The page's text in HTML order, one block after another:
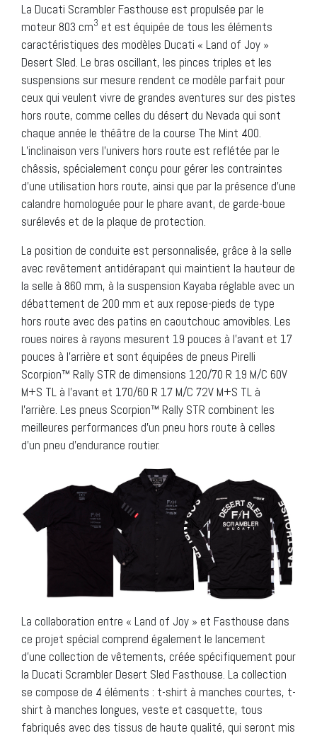
La Ducati Scrambler Fasthouse est propulsée par le
moteur 803 cm3 et est équipée de tous les éléments
caractéristiques des modèles Ducati « Land of Joy »
Desert Sled. Le bras oscillant, les pinces triples et les
suspensions sur mesure rendent ce modèle parfait pour
ceux qui veulent vivre de grandes aventures sur des pistes
hors route, comme celles du désert du Nevada qui sont
chaque année le théâtre de la course The Mint 400.
L’inclinaison vers l’univers hors route est reflétée par le
châssis, spécialement conçu pour gérer les contraintes
d’une utilisation hors route, ainsi que par la présence d’une
calandre homologuée pour le phare avant, de garde-boue
surélevés et de la plaque de protection.
La position de conduite est personnalisée, grâce à la selle
avec revêtement antidérapant qui maintient la hauteur de
la selle à 860 mm, à la suspension Kayaba réglable avec un
débattement de 200 mm et aux repose-pieds de type
hors route avec des patins en caoutchouc amovibles. Les
roues noires à rayons mesurent 19 pouces à l’avant et 17
pouces à l’arrière et sont équipées de pneus Pirelli
Scorpion™ Rally STR de dimensions 120/70 R 19 M/C 60V
M+S TL à l’avant et 170/60 R 17 M/C 72V M+S TL à
l’arrière. Les pneus Scorpion™ Rally STR combinent les
meilleures performances d’un pneu hors route à celles
d’un pneu d’endurance routier.
La collaboration entre « Land of Joy » et Fasthouse dans
ce projet spécial comprend également le lancement
d’une collection de vêtements, créée spécifiquement pour
la Ducati Scrambler Desert Sled Fasthouse. La collection
se compose de 4 éléments : t-shirt à manches courtes, t-
shirt à manches longues, veste et casquette, tous
fabriqués avec des tissus de haute qualité, qui seront mis